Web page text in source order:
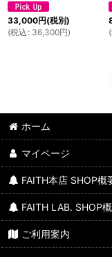
33,000円(税別)
(税込 : 36,300円)
(
ホーム
マイページ
FAITH本店 SHOP概
FAITH LAB. SHOP
ご利用案内